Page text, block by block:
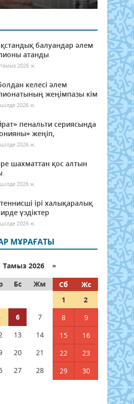
балуандар әлем
атанды
2026 ж.
келесі әлем
жеңімпазы кім
2026 ж.
пенальти сериясында
жеңіп,
2026 ж.
шахматтан қос алтын
2026 ж.
ірі халықаралық
үздіктер
2026 ж.
МҰРАҒАТЫ
Тамыз 2026 »
Бс Жм Сб
Жс
1
2
6 7 8
9
13 14 15
16
20 21 22
23
27 28 29
30